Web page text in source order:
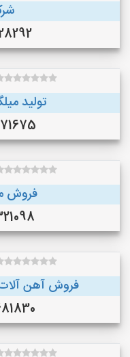
تولید
فروش
فروش آهن آلات